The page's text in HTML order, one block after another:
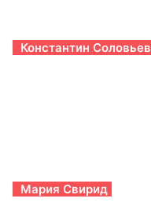
Константин Соловьев
Мария Свирид